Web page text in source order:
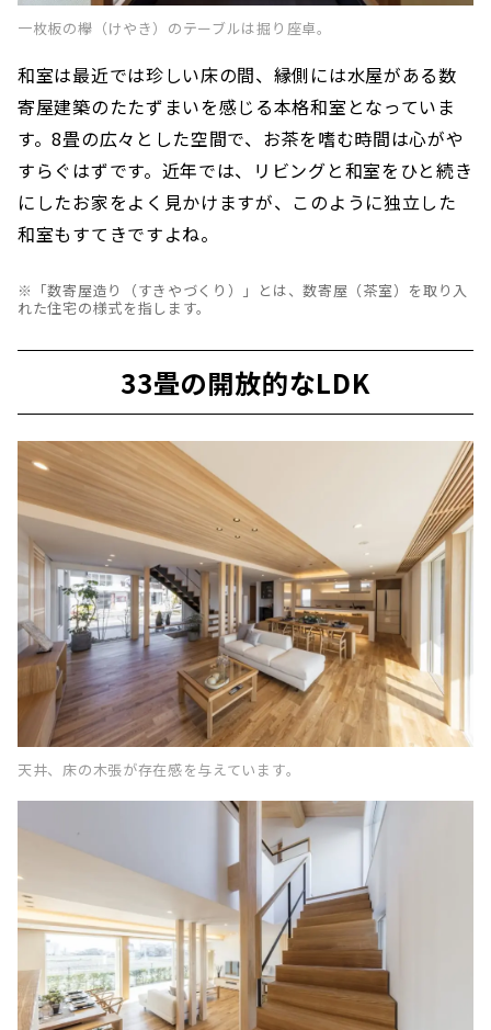
一枚板の欅（けやき）のテーブルは掘り座卓。
和室は最近では珍しい床の間、縁側には水屋がある数
寄屋建築のたたずまいを感じる本格和室となっていま
す。8畳の広々とした空間で、お茶を嗜む時間は心がや
すらぐはずです。近年では、リビングと和室をひと続き
にしたお家をよく見かけますが、このように独立した
和室もすてきですよね。
※「数寄屋造り（すきやづくり）」とは、数寄屋（茶室）を取り入
れた住宅の様式を指します。
33畳の開放的なLDK
天井、床の木張が存在感を与えています。